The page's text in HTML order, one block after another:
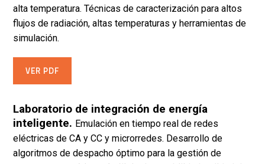
alta temperatura. Técnicas de caracterización para altos
flujos de radiación, altas temperaturas y herramientas de
simulación.
VER PDF
Laboratorio de integración de energía
inteligente. Emulación en tiempo real de redes
eléctricas de CA y CC y microrredes. Desarrollo de
algoritmos de despacho óptimo para la gestión de